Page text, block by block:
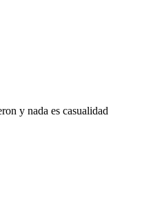
y nada es casualidad